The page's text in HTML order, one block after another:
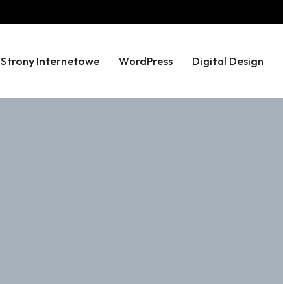
Strony Internetowe WordPress Digital Design